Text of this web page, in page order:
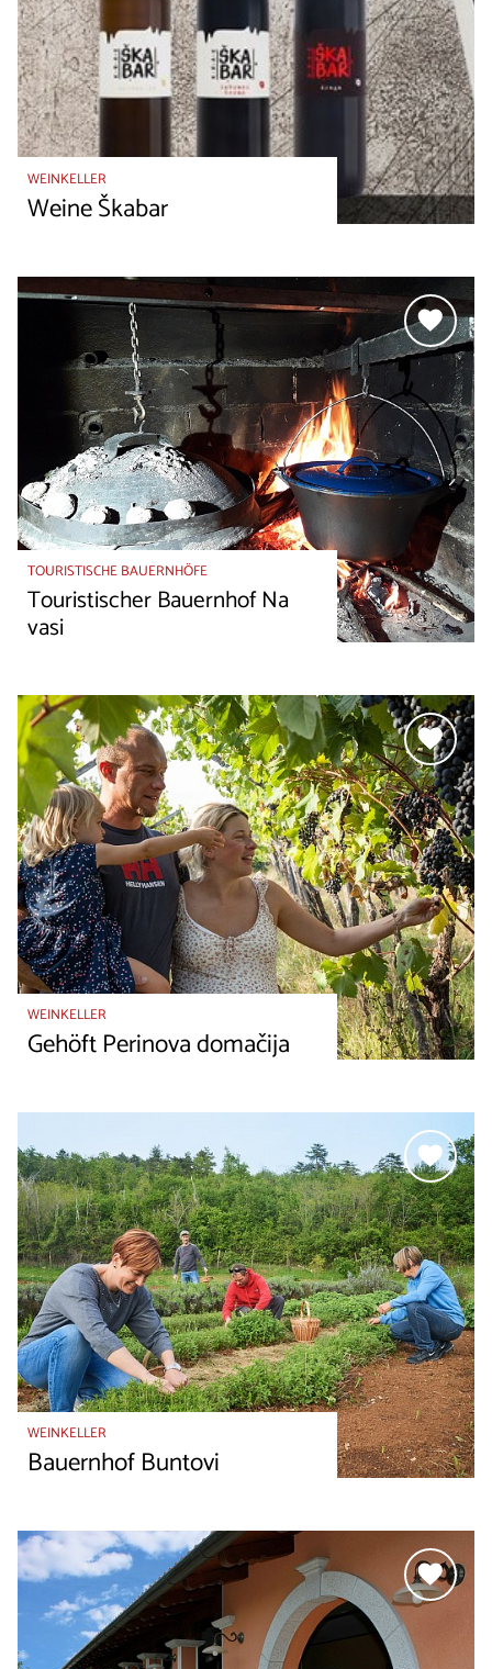
WEINKELLER
Weine Škabar
TOURISTISCHE BAUERNHÖFE
Touristischer Bauernhof Na
vasi
WEINKELLER
Gehöft Perinova domačija
WEINKELLER
Bauernhof Buntovi